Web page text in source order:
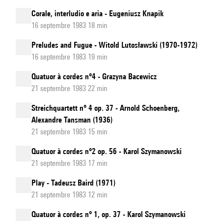
Corale, interludio e aria - Eugeniusz Knapik
16 septembre 1983 18 min
Preludes and Fugue - Witold Lutosławski (1970-1972)
16 septembre 1983 19 min
Quatuor à cordes n°4 - Grazyna Bacewicz
21 septembre 1983 22 min
Streichquartett n° 4 op. 37 - Arnold Schoenberg,
Alexandre Tansman (1936)
21 septembre 1983 15 min
Quatuor à cordes n°2 op. 56 - Karol Szymanowski
21 septembre 1983 17 min
Play - Tadeusz Baird (1971)
21 septembre 1983 12 min
Quatuor à cordes n° 1, op. 37 - Karol Szymanowski